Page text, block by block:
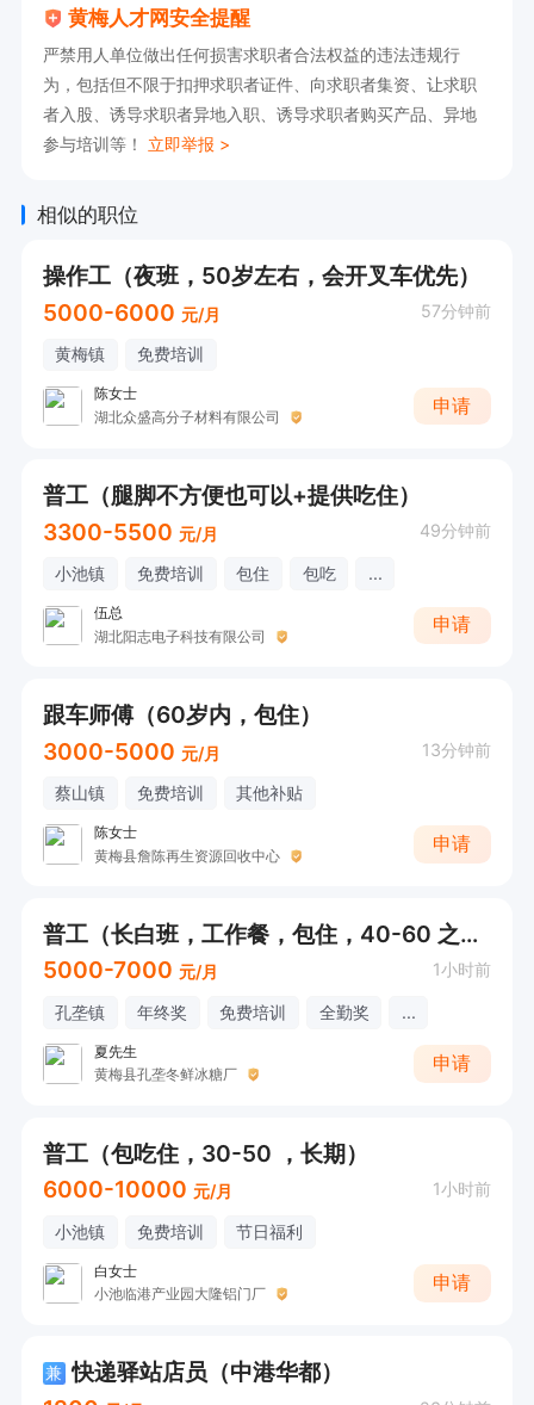
黄梅人才网安全提醒
严禁用人单位做出任何损害求职者合法权益的违法违规行
为，包括但不限于扣押求职者证件、向求职者集资、让求职
者入股、诱导求职者异地入职、诱导求职者购买产品、异地
参与培训等！ 立即举报 >
相似的职位
操作工（夜班，50岁左右，会开叉车优先）
5000-6000 元/月 57分钟前
黄梅镇 免费培训
陈女士
湖北众盛高分子材料有限公司
申请
普工（腿脚不方便也可以+提供吃住）
3300-5500 元/月 49分钟前
小池镇 免费培训 包住 包吃 ...
伍总
湖北阳志电子科技有限公司
申请
跟车师傅（60岁内，包住）
3000-5000 元/月 13分钟前
蔡山镇 免费培训 其他补贴
陈女士
黄梅县詹陈再生资源回收中心
申请
普工（长白班，工作餐，包住，40-60 之间）
5000-7000 元/月 1小时前
孔垄镇 年终奖 免费培训 全勤奖 ...
夏先生
黄梅县孔垄冬鲜冰糖厂
申请
普工（包吃住，30-50 ，长期）
6000-10000 元/月 1小时前
小池镇 免费培训 节日福利
白女士
小池临港产业园大隆铝门厂
申请
兼 快递驿站店员（中港华都）